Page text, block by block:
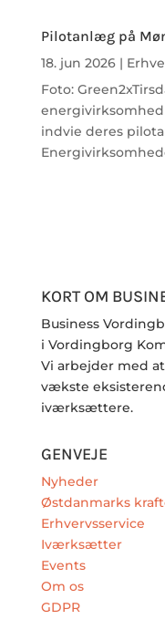
Pilotanlæg på
18. jun 2026|
Foto:
indvie deres
KORT OM
Business
i Vordingborg
Vi arbejder med
vækste
iværksættere.
GENVEJE
Nyheder
Østdanmarks
Erhvervsservice
Iværksætter
Events
Om os
GDPR